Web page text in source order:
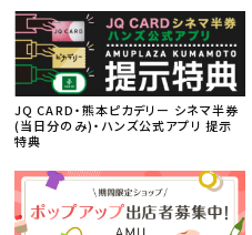
JQ CARD・熊本ピカデリー シネマ半券
(当日分のみ)・ハンズ公式アプリ 提示
特典